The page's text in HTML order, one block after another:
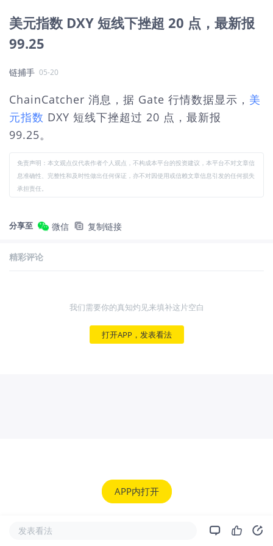
美元指数 DXY 短线下挫超 20 点，最新报
99.25
链捕手 05-20
ChainCatcher 消息，据 Gate 行情数据显示， 美
元指数 DXY 短线下挫超过 20 点，最新报
99.25。
免责声明：本文观点仅代表作者个人观点，不构成本平台的投资建议，本平台不对文章信
息准确性、完整性和及时性做出任何保证，亦不对因使用或信赖文章信息引发的任何损失
承担责任。
分享至 微信 复制链接
精彩评论
我们需要你的真知灼见来填补这片空白
打开APP，发表看法
APP内打开
发表看法